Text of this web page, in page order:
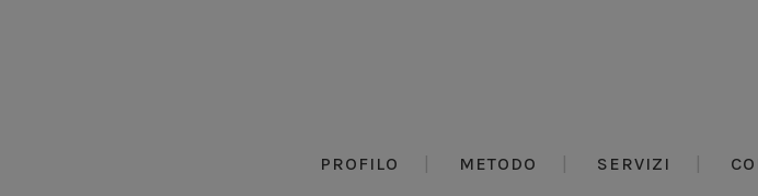
PROFILO METODO SERVIZI